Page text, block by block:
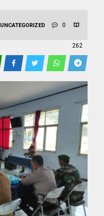
UNCATEGORIZED 0
262